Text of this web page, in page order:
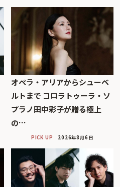
オペラ・アリアからシューベ
ルトまで コロラトゥーラ・ソ
プラノ田中彩子が贈る極上
の…
PICK UP 2026年8月6日